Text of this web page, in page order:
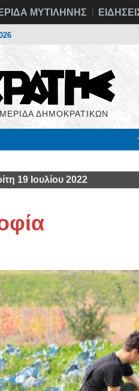
ΜΥΤΙΛΗΝΗΣ
ΔΗΜΟΚΡΑΤΙΚΩΝ
19 Ιουλίου 2022